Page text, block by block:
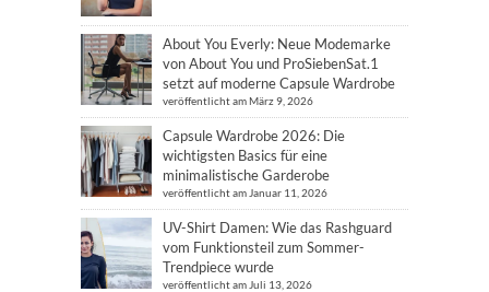
About You Everly: Neue Modemarke
von About You und ProSiebenSat.1
setzt auf moderne Capsule Wardrobe
veröffentlicht am März 9, 2026
Capsule Wardrobe 2026: Die
wichtigsten Basics für eine
minimalistische Garderobe
veröffentlicht am Januar 11, 2026
UV-Shirt Damen: Wie das Rashguard
vom Funktionsteil zum Sommer-
Trendpiece wurde
veröffentlicht am Juli 13, 2026